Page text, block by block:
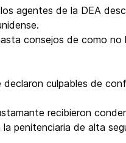
agentes de la DEA
consejos de como
declaron culpables de
recibieron
la penitenciaria de alta